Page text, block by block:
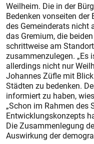
Weilheim. Die in der
Bedenken vonseiten der
des Gemeinderats nicht
das Gremium, die
schrittweise am
zusammenzulegen. „Es
allerdings nicht nur
Johannes Züfle mit
Städten zu bedenken.
informiert zu haben,
„Schon im Rahmen des
Entwicklungskonzepts
Die Zusammenlegung
Auswirkung der